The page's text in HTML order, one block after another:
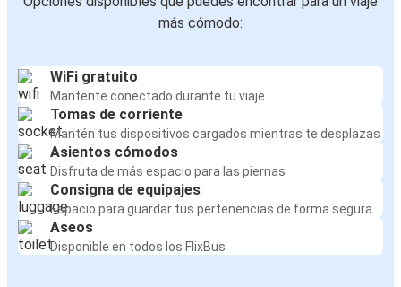
más cómodo:
WiFi gratuito
Mantente conectado durante tu viaje
Tomas de corriente
Mantén tus dispositivos cargados mientras te desplazas
Asientos cómodos
Disfruta de más espacio para las piernas
Consigna de equipajes
Espacio para guardar tus pertenencias de forma segura
Aseos
Disponible en todos los FlixBus